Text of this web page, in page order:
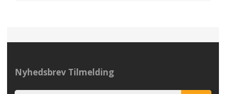
Nyhedsbrev Tilmelding